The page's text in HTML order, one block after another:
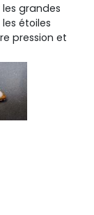
grandes
étoiles
pression et